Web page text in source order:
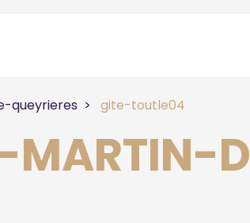
queyrieres gite-toutle04